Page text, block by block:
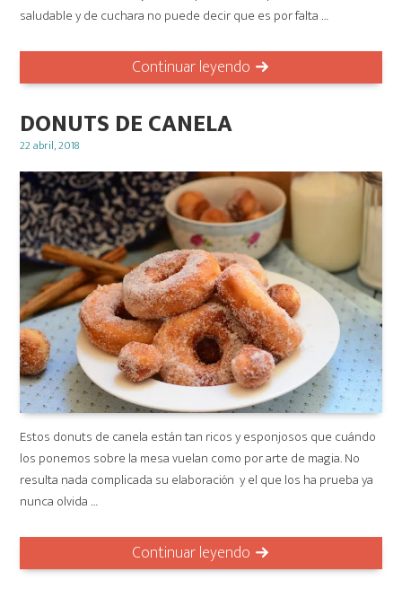
saludable y de cuchara no puede decir que es por falta …
Continuar leyendo
DONUTS DE CANELA
Posted
22 abril, 2018
Estos donuts de canela están tan ricos y esponjosos que cuándo
los ponemos sobre la mesa vuelan como por arte de magia. No
resulta nada complicada su elaboración y el que los ha prueba ya
nunca olvida …
Continuar leyendo